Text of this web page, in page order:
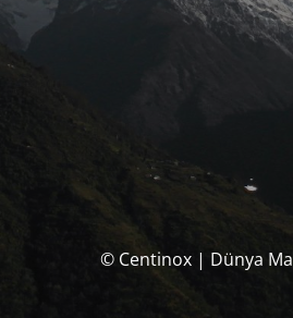
© Centinox | Dünya